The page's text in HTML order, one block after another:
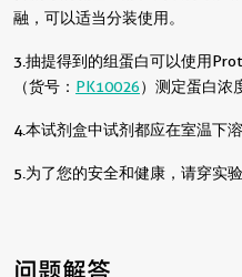
融，可以适当分装使用。
3. 抽提得到的组蛋白可以使用
（货号： PK10026）测定蛋白浓
4. 本试剂盒中试剂都应在室温下
5. 为了您的安全和健康，请穿实
问题解答